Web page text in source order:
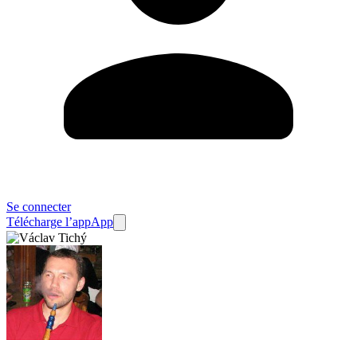
Se connecter
Télécharge l’appApp